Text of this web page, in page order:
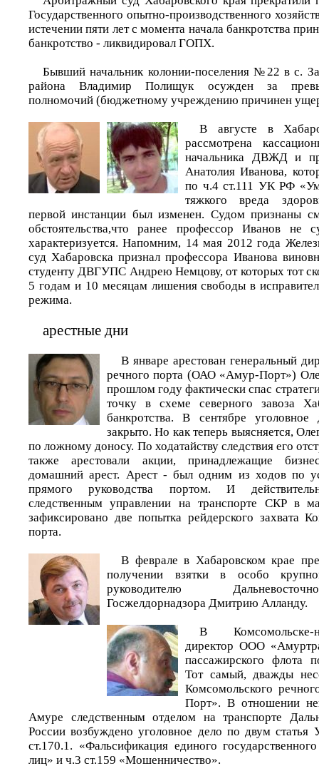
Государственного опытно-производственного
истечении пяти лет с момента начала банкротства
банкротство - ликвидировал ГОПХ.
Бывший начальник колонии-поселения №22 в с.
района Владимир Полищук осужден за
полномочий (бюджетному учреждению причинен
В августе в
рассмотрена
начальника ДВЖД и
Анатолия Иванова,
по ч.4 ст.111 УК РФ
тяжкого вреда
первой инстанции был изменен. Судом признаны
обстоятельства,что ранее профессор Иванов не
характеризуется. Напомним, 14 мая 2012 года
суд Хабаровска признал профессора Иванова
студенту ДВГУПС Андрею Немцову, от которых тот
5 годам и 10 месяцам лишения свободы в
режима.
арестные дни
В январе арестован генеральный
речного порта (ОАО «Амур-Порт»)
прошлом году фактически спас
точку в схеме северного завоза
банкротства. В сентябре
закрыто. Но как теперь выясняется,
по ложному доносу. По ходатайству следствия его
также арестовали акции, принадлежащие
домашний арест. Арест - был одним из ходов по
прямого руководства портом. И
следственным управлении на транспорте СКР в
зафиксировано две попытка рейдерского захвата
порта.
В феврале в Хабаровском крае
получении взятки в особо
руководителю
Госжелдорнадзора Дмитрию Алланду.
В Комсомольске-
директор ООО
пассажирского флота
Тот самый, дважды
Комсомольского
Порт». В отношении
Амуре следственным отделом на транспорте
России возбуждено уголовное дело по двум статья
ст.170.1. «Фальсификация единого
лиц» и ч.3 ст.159 «Мошенничество».